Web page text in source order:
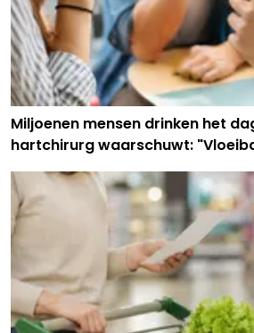
Miljoenen mensen drinken het
hartchirurg waarschuwt: